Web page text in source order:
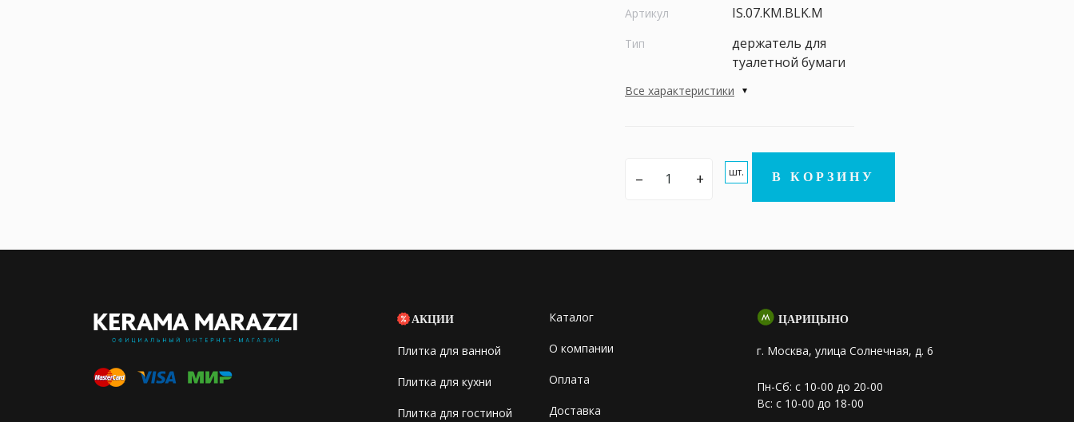
Артикул IS.07.KM.BLK.M
Тип
держатель для
туалетной бумаги
Все характеристики
– + шт. В КОРЗИНУ
АКЦИИ
Плитка для ванной
Плитка для кухни
Плитка для гостиной
Каталог
О компании
Оплата
Доставка
ЦАРИЦЫНО
г. Москва, улица Солнечная, д. 6
Пн-Сб: с 10-00 до 20-00
Вс: с 10-00 до 18-00